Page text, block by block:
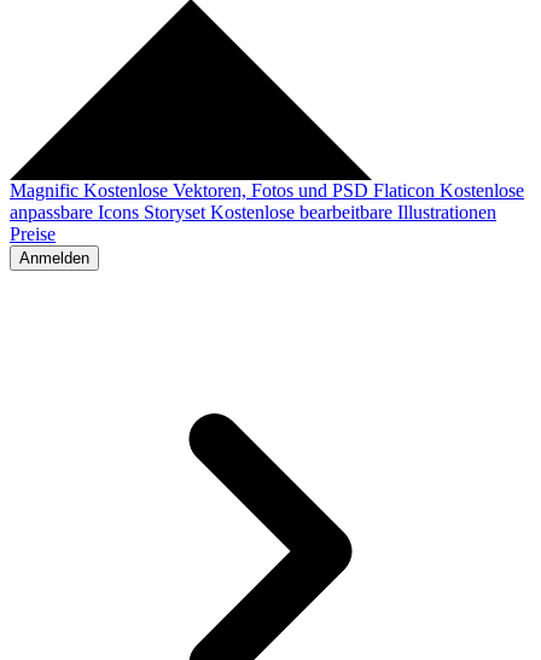
Magnific Kostenlose Vektoren, Fotos und PSD Flaticon Kostenlose
anpassbare Icons Storyset Kostenlose bearbeitbare Illustrationen
Preise
Anmelden